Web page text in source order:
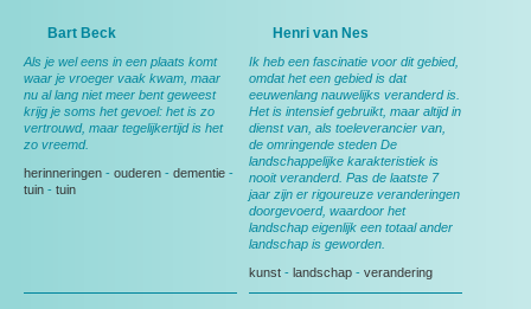
Bart Beck
Als je wel eens in een plaats komt
waar je vroeger vaak kwam, maar
nu al lang niet meer bent geweest
krijg je soms het gevoel: het is zo
vertrouwd, maar tegelijkertijd is het
zo vreemd.
herinneringen - ouderen - dementie -
tuin - tuin
Henri van Nes
Ik heb een fascinatie voor dit gebied,
omdat het een gebied is dat
eeuwenlang nauwelijks veranderd is.
Het is intensief gebruikt, maar altijd in
dienst van, als toeleverancier van,
de omringende steden De
landschappelijke karakteristiek is
nooit veranderd. Pas de laatste 7
jaar zijn er rigoureuze veranderingen
doorgevoerd, waardoor het
landschap eigenlijk een totaal ander
landschap is geworden.
kunst - landschap - verandering